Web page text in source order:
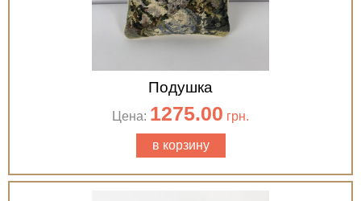
Подушка
Цена: 1275.00 грн.
в корзину